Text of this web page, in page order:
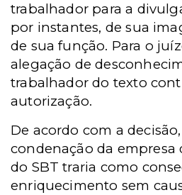
trabalhador para a
por instantes, de sua
de sua função. Para o
alegação de
trabalhador do texto
autorização.
De acordo com a
condenação da empresa
do SBT traria como
enriquecimento sem